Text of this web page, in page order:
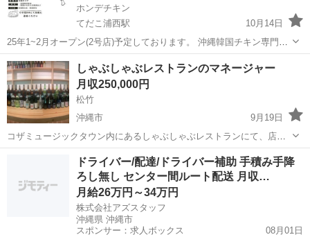
ホンデチキン
てだこ浦西駅
10月14日
25年1~2月オープン(2号店)予定しております。 沖縄韓国チキン専門店
「ホンデチキン)です。 下記の内容通り、一緒に楽しく仕事できる方を
探しています。 ・給 与:23万円~(未経験者基準) ※経験者優遇ありま
す。 ・...
沖縄 沖縄市 飲食 未経験
しゃぶしゃぶレストランのマネージャー
月収250,000円
松竹
沖縄市
9月19日
コザミュージックタウン内にあるしゃぶしゃぶレストランにて、店舗
運営、ホール業務です。 オープニングスタッフとして、コザの新しい
スポット作りを楽しめる方大募集！
飲食 ホール
ドライバー/配達/ドライバー補助 手積み手降
ろし無し センター間ルート配送 月収…
月給26万円～34万円
株式会社アズスタッフ
沖縄県 沖縄市
スポンサー：求人ボックス
08月01日